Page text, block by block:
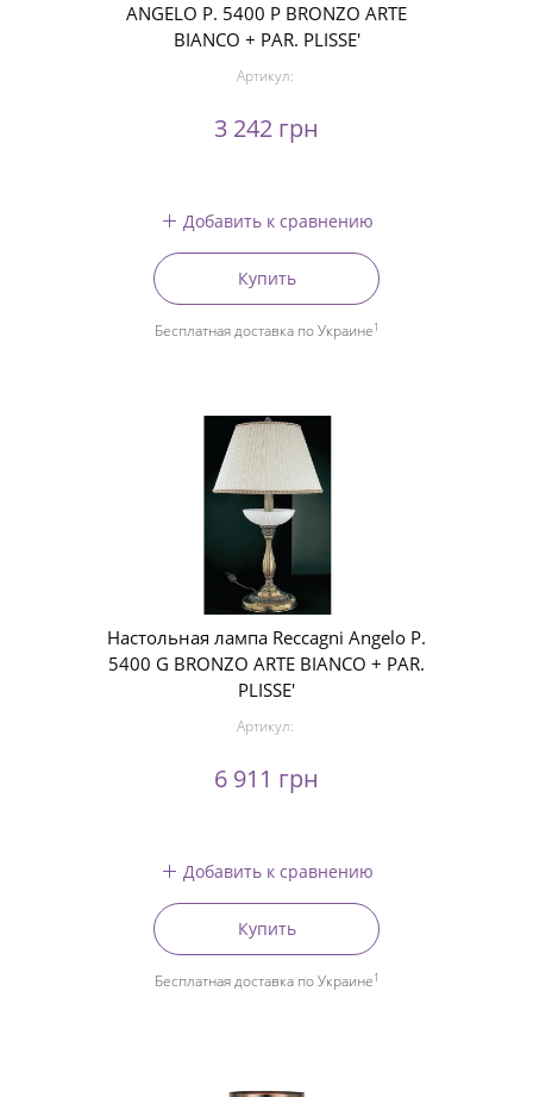
ANGELO P. 5400 P BRONZO ARTE
BIANCO + PAR. PLISSE'
Артикул:
3 242 грн
Добавить к сравнению
Купить
Бесплатная доставка по Украине1
Настольная лампа Reccagni Angelo P.
5400 G BRONZO ARTE BIANCO + PAR.
PLISSE'
Артикул:
6 911 грн
Добавить к сравнению
Купить
Бесплатная доставка по Украине1